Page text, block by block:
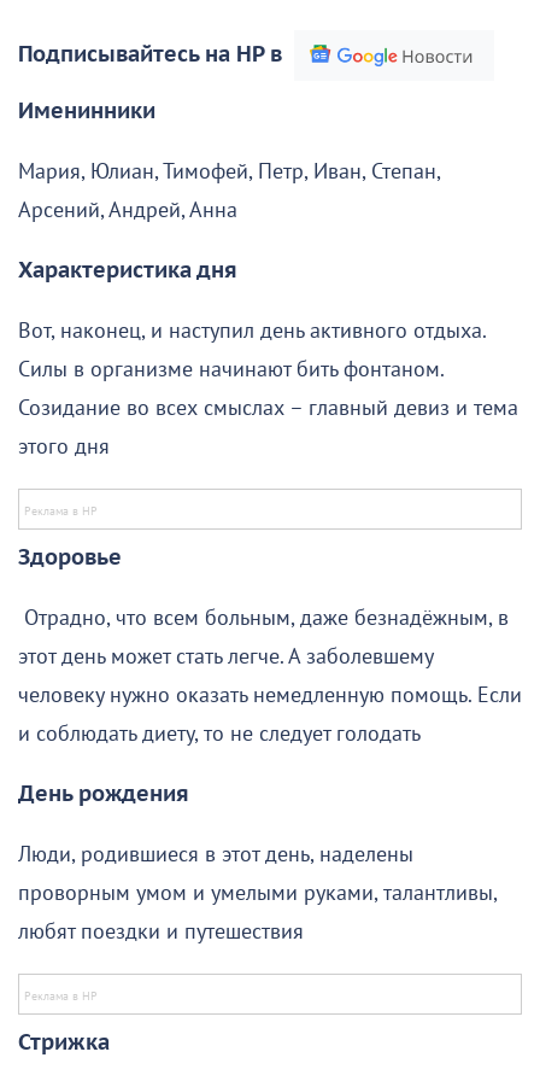
Подписывайтесь на НР в
Именинники
Мария, Юлиан, Тимофей, Петр, Иван, Степан,
Арсений, Андрей, Анна
Характеристика дня
Вот, наконец, и наступил день активного отдыха.
Силы в организме начинают бить фонтаном.
Созидание во всех смыслах – главный девиз и тема
этого дня
Здоровье
Отрадно, что всем больным, даже безнадёжным, в
этот день может стать легче. А заболевшему
человеку нужно оказать немедленную помощь. Если
и соблюдать диету, то не следует голодать
День рождения
Люди, родившиеся в этот день, наделены
проворным умом и умелыми руками, талантливы,
любят поездки и путешествия
Стрижка